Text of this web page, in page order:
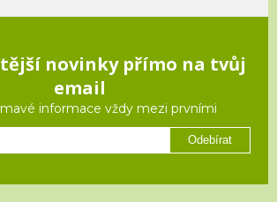
novinky přímo na tvůj
email
informace vždy mezi prvními
Odebírat